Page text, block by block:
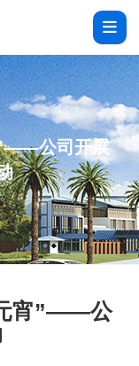
公司开展
宵”——公